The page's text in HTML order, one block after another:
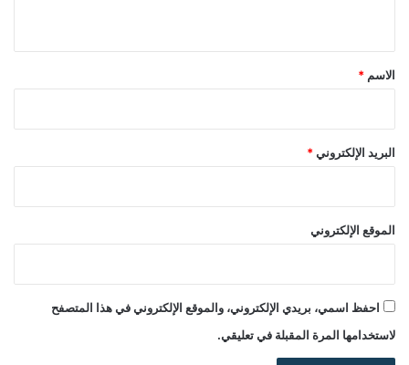
*
الاسم *
البريد الإلكتروني *
الموقع الإلكتروني
احفظ اسمي، بريدي الإلكتروني، والموقع الإلكتروني في هذا المتصفح
لاستخدامها المرة المقبلة في تعليقي.